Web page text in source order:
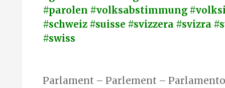
#parolen #volksabstimmung
#schweiz #suisse #svizzera #svizra
#swiss
Parlament – Parlement –